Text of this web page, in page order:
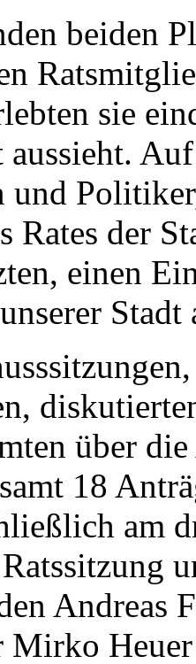
beiden
sie
Rates der
einen
über
18
am
Andreas
Mirko